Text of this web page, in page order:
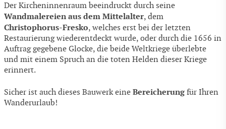
Der Kircheninnenraum beeindruckt durch seine
Wandmalereien aus dem Mittelalter, dem
Christophorus-Fresko, welches erst bei der letzten
Restaurierung wiederentdeckt wurde, oder durch die 1656 in
Auftrag gegebene Glocke, die beide Weltkriege überlebte
und mit einem Spruch an die toten Helden dieser Kriege
erinnert.
Sicher ist auch dieses Bauwerk eine Bereicherungfür Ihren
Wanderurlaub!